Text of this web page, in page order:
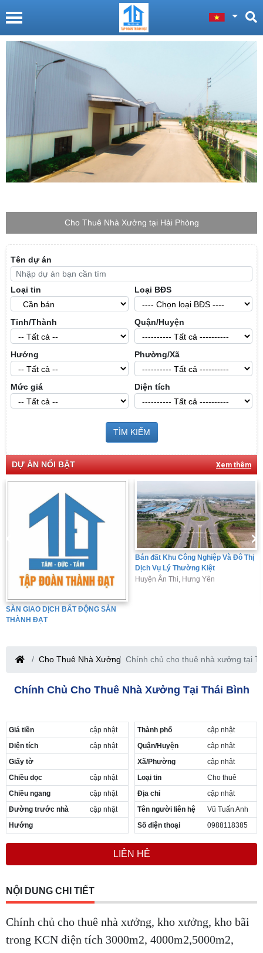
Cho Thuê Nhà Xưởng tại Hải Phòng
Tên dự án
Loại tin Loại BĐS
Tỉnh/Thành Quận/Huyện
Hướng Phường/Xã
Mức giá Diện tích
TÌM KIẾM
DỰ ÁN NỔI BẬT Xem thêm
SÀN GIAO DỊCH BẤT ĐỘNG SẢN
THÀNH ĐẠT
Bán đất Khu Công Nghiệp Và Đô Thị
Dịch Vụ Lý Thường Kiệt
Huyện Ân Thi, Hưng Yên
Cho Thuê Nhà Xưởng Chính chủ cho thuê nhà xưởng tại
Chính Chủ Cho Thuê Nhà Xưởng Tại Thái Bình
Giá tiền
cập nhật
Diện tích
cập nhật
Giấy tờ
Chiều dọc
cập nhật
Chiều ngang
cập nhật
Đường trước nhà
cập nhật
Hướng
Thành phố
cập nhật
Quận/Huyện
cập nhật
Xã/Phường
cập nhật
Loại tin
Cho thuê
Địa chỉ
cập nhật
Tên người liên hệ
Vũ Tuấn Anh
Số điện thoại
0988118385
LIÊN HỆ
NỘI DUNG CHI TIẾT
Chính chủ cho thuê nhà xưởng, kho xưởng, kho bãi
trong KCN diện tích 3000m2, 4000m2,5000m2,